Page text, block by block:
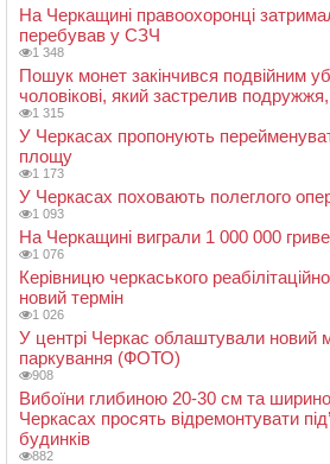
На Черкащині правоохоронці
перебував у СЗЧ
1 348
Пошук монет закінчився подвійним
чоловікові, який застрелив
1 315
У Черкасах пропонують
площу
1 173
У Черкасах поховають полеглого
1 093
На Черкащині виграли 1 000 000
1 076
Керівницю черкаського
новий термін
1 026
У центрі Черкас облаштували новий
паркування (ФОТО)
908
Вибоїни глибиною 20-30 см та
Черкасах просять відремонтувати
будинків
882